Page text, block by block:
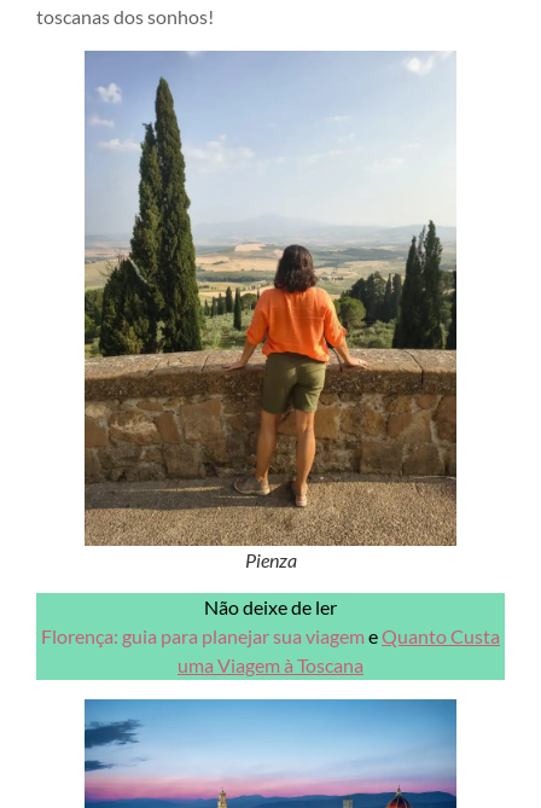
toscanas dos sonhos!
Pienza
Não deixe de ler
Florença: guia para planejar sua viagem eQuanto Custa
uma Viagem à Toscana